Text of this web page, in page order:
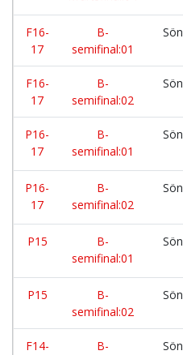
F16-
17
B-
semifinal:01
Sön
F16-
17
B-
semifinal:02
Sön
P16-
17
B-
semifinal:01
Sön
P16-
17
B-
semifinal:02
Sön
P15
B-
semifinal:01
Sön
P15
B-
semifinal:02
Sön
F14- B- Sön